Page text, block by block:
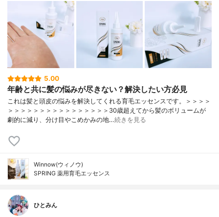
5.00
年齢と共に髪の悩みが尽きない？解決したい方必見
これは髪と頭皮の悩みを解決してくれる育毛エッセンスです。＞＞＞＞
＞＞＞＞＞＞＞＞＞＞＞＞＞＞＞＞30歳超えてから髪のボリュームが
劇的に減り、分け目やこめかみの地…続きを見る
Winnow(ウィノウ)
SPRING 薬用育毛エッセンス
ひとみん